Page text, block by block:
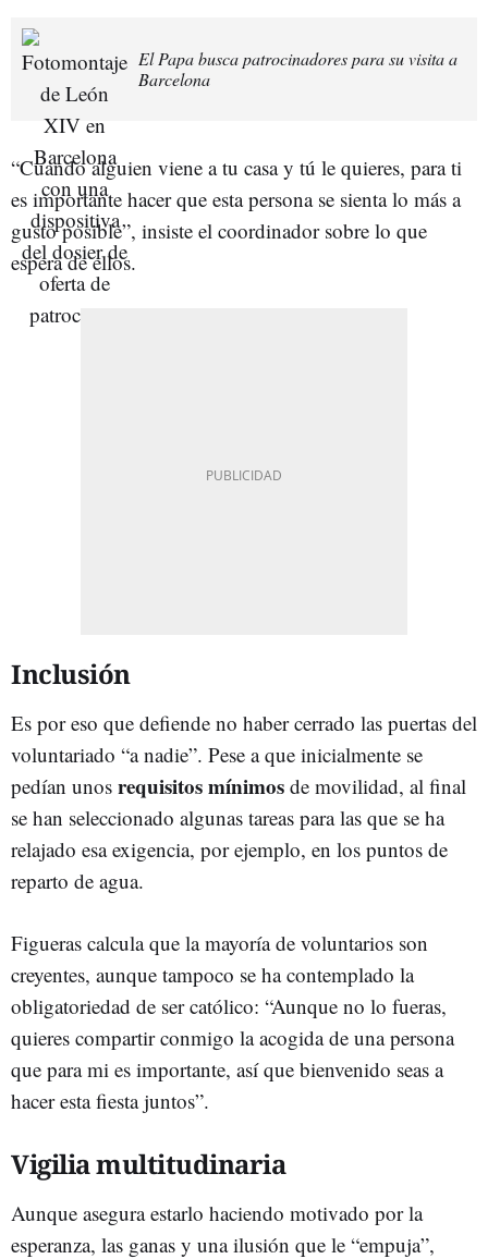
El Papa busca patrocinadores para su visita a
Barcelona
“Cuando alguien viene a tu casa y tú le quieres, para ti
es importante hacer que esta persona se sienta lo más a
gusto posible”, insiste el coordinador sobre lo que
espera de ellos.
Inclusión
Es por eso que defiende no haber cerrado las puertas del
voluntariado “a nadie”. Pese a que inicialmente se
pedían unos requisitos mínimos de movilidad, al final
se han seleccionado algunas tareas para las que se ha
relajado esa exigencia, por ejemplo, en los puntos de
reparto de agua.
Figueras calcula que la mayoría de voluntarios son
creyentes, aunque tampoco se ha contemplado la
obligatoriedad de ser católico: “Aunque no lo fueras,
quieres compartir conmigo la acogida de una persona
que para mi es importante, así que bienvenido seas a
hacer esta fiesta juntos”.
Vigilia multitudinaria
Aunque asegura estarlo haciendo motivado por la
esperanza, las ganas y una ilusión que le “empuja”,